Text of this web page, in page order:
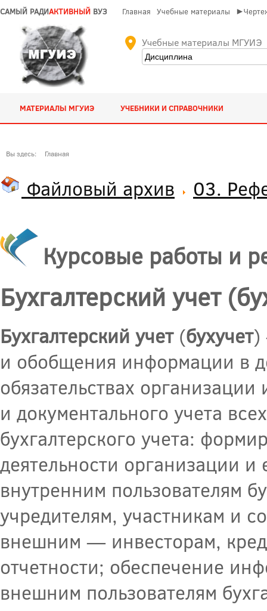
САМЫЙ РАДИАКТИВНЫЙ ВУЗ Главная Учебные материалы
Учебные материалы МГУИЭ
МАТЕРИАЛЫ МГУИЭ УЧЕБНИКИ И СПРАВОЧНИКИ
Вы здесь: Главная
Файловый архив 03.
Курсовые работы и
Бухгалтерский учет
Бухгалтерский учет(бухучет)
и обобщения информации в
обязательствах
и документального учета
бухгалтерского учета:
деятельности организации
внутренним пользователям
учредителям, участникам и
внешним — инвесторам,
отчетности; обеспечение
внешним пользователям